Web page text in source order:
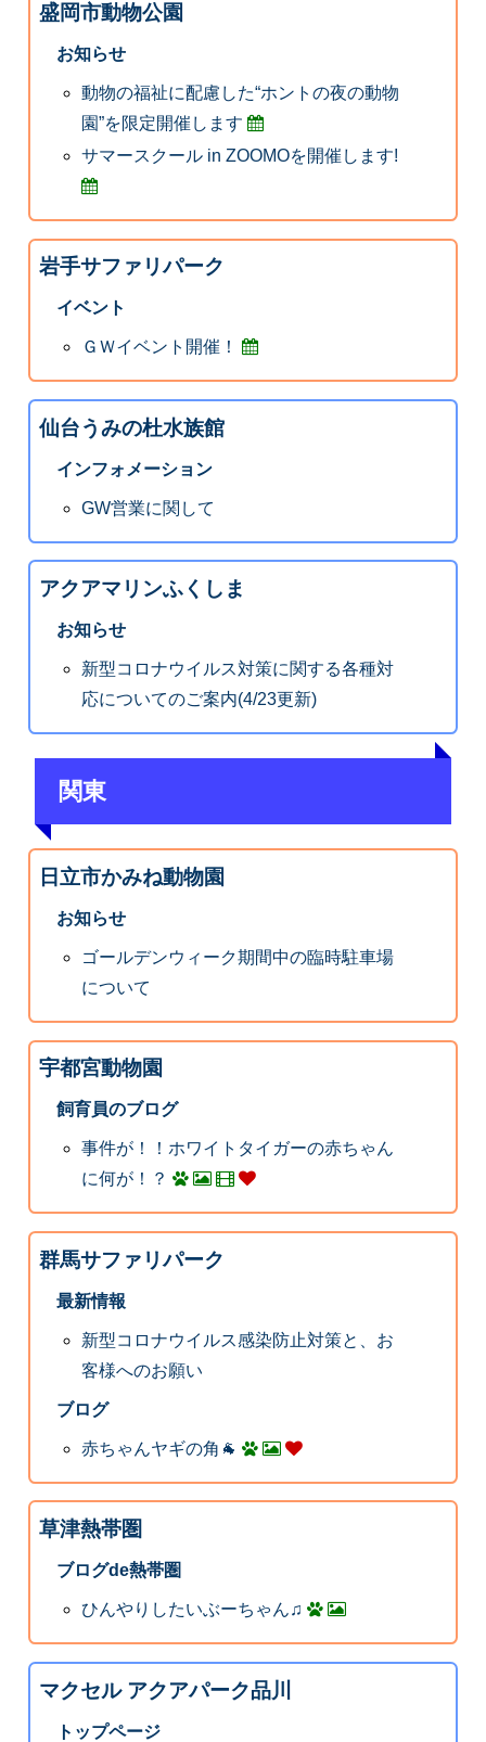
盛岡市動物公園
お知らせ
動物の福祉に配慮した“ホントの夜の動物
園”を限定開催します
サマースクール in ZOOMOを開催します!
岩手サファリパーク
イベント
ＧＷイベント開催！
仙台うみの杜水族館
インフォメーション
GW営業に関して
アクアマリンふくしま
お知らせ
新型コロナウイルス対策に関する各種対
応についてのご案内(4/23更新)
関東
日立市かみね動物園
お知らせ
ゴールデンウィーク期間中の臨時駐車場
について
宇都宮動物園
飼育員のブログ
事件が！！ホワイトタイガーの赤ちゃん
に何が！？
群馬サファリパーク
最新情報
新型コロナウイルス感染防止対策と、お
客様へのお願い
ブログ
赤ちゃんヤギの角🐐
草津熱帯圏
ブログde熱帯圏
ひんやりしたいぶーちゃん♫
マクセル アクアパーク品川
トップページ